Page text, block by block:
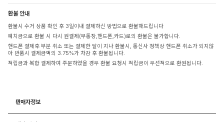
환불 안내
환불시 수거 상품 확인 후 3일이내 결제하신 방법으로 환불해드립니다
예치금으로 환불 시 다시 원결제(무통장,핸드폰,카드)로의 환불은 불가합니다.
핸드폰 결제후 부분 취소 또는 결제한 달이 지나 환불시, 통신사 정책상 핸드폰 취소가 되지않
아 반품시 결제금액의 3.75%가 차감 후 환불됩니다.
적립금과 복합 결제하여 주문하였을 경우 환불 요청시 적립금이 우선적으로 환원됩니다.
판매자정보